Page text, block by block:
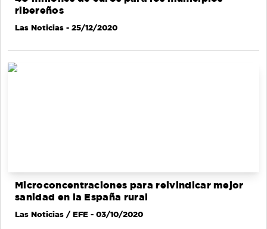
ribereños
Las Noticias - 25/12/2020
Microconcentraciones para reivindicar mejor
sanidad en la España rural
Las Noticias / EFE - 03/10/2020